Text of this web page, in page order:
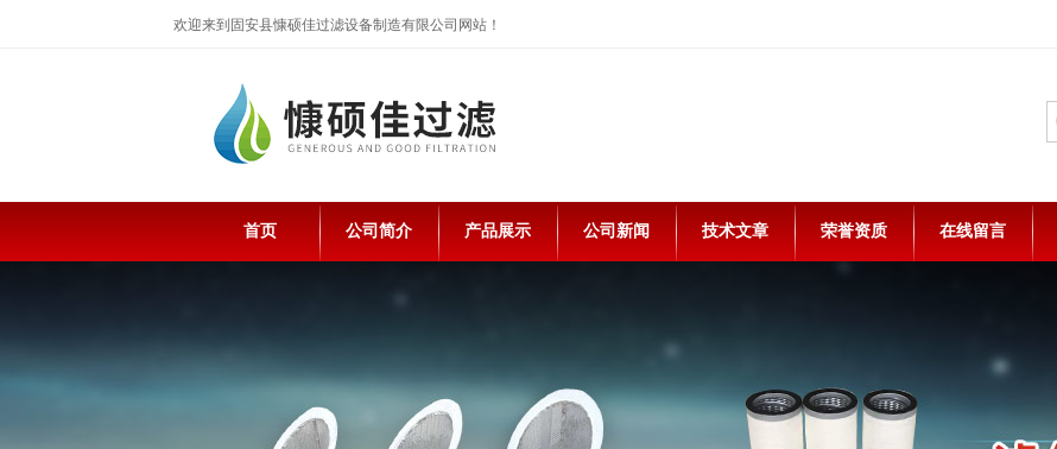
欢迎来到固安县慷硕佳过滤设备制造有限公司网站！
首页 公司简介 产品展示 公司新闻 技术文章 荣誉资质 在线留言